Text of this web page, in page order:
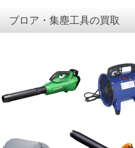
ブロア・集塵工具の買取